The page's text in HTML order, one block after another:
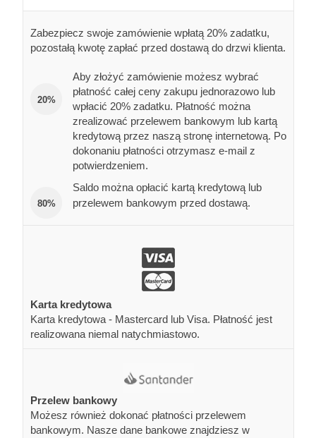
Zabezpiecz swoje zamówienie wpłatą 20% zadatku,
pozostałą kwotę zapłać przed dostawą do drzwi klienta.
20%
Aby złożyć zamówienie możesz wybrać
płatność całej ceny zakupu jednorazowo lub
wpłacić 20% zadatku. Płatność można
zrealizować przelewem bankowym lub kartą
kredytową przez naszą stronę internetową. Po
dokonaniu płatności otrzymasz e-mail z
potwierdzeniem.
80%
Saldo można opłacić kartą kredytową lub
przelewem bankowym przed dostawą.
Karta kredytowa
Karta kredytowa - Mastercard lub Visa. Płatność jest
realizowana niemal natychmiastowo.
Przelew bankowy
Możesz również dokonać płatności przelewem
bankowym. Nasze dane bankowe znajdziesz w